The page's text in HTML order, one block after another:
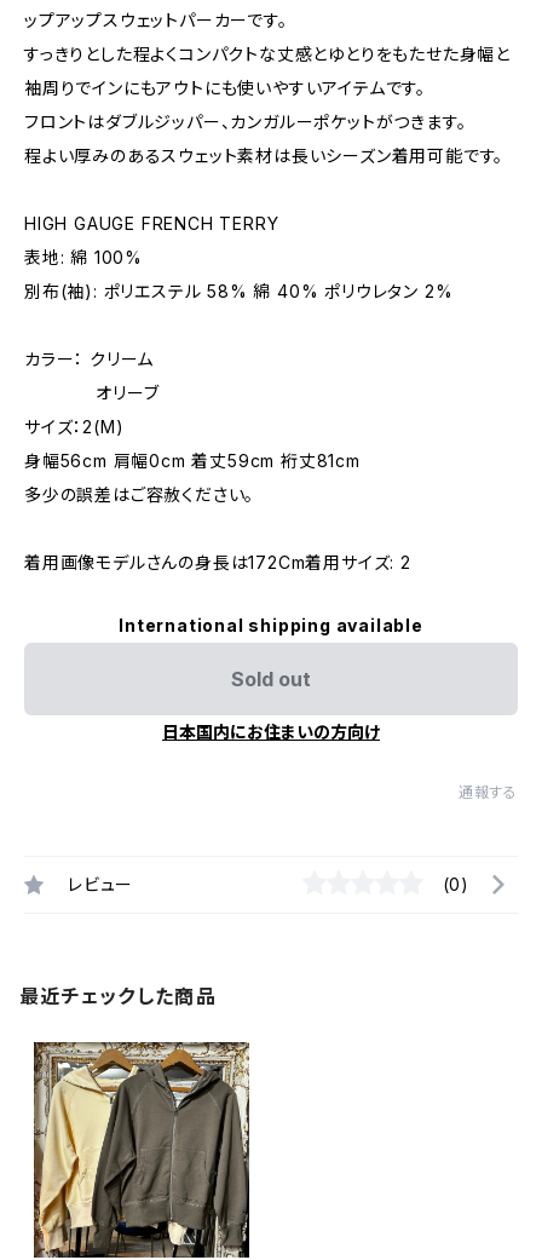
ップアップスウェットパーカーです。
すっきりとした程よくコンパクトな丈感とゆとりをもたせた身幅と
袖周りでインにもアウトにも使いやすいアイテムです。
フロントはダブルジッパー、カンガルーポケットがつきます。
程よい厚みのあるスウェット素材は長いシーズン着用可能です。
HIGH GAUGE FRENCH TERRY
表地: 綿 100%
別布(袖): ポリエステル 58% 綿 40% ポリウレタン 2%
カラー： クリーム
オリーブ
サイズ：2(M)
身幅56cm 肩幅0cm 着丈59cm 裄丈81cm
多少の誤差はご容赦ください。
着用画像モデルさんの身長は172Cm着用サイズ: 2
International shipping available
Sold out
日本国内にお住まいの方向け
通報する
レビュー (0)
最近チェックした商品